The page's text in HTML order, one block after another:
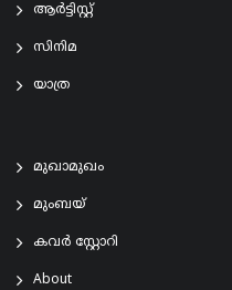
ആര്‍ട്ടിസ്റ്റ്
സിനിമ
യാത്ര
മുഖാമുഖം
മുംബയ്
കവർ സ്റ്റോറി
About